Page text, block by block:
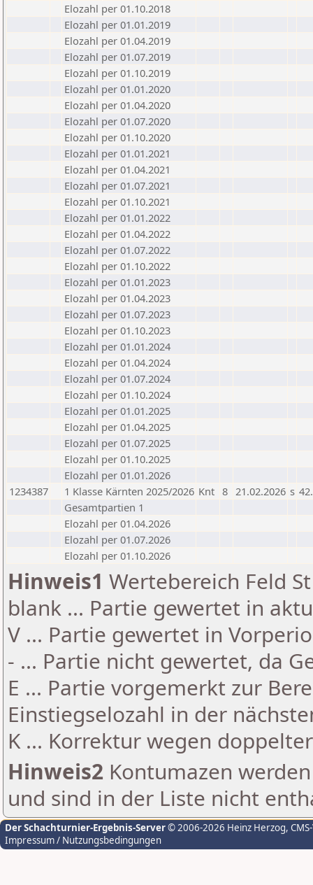
Elozahl per 01.10.2018
Elozahl per 01.01.2019
Elozahl per 01.04.2019
Elozahl per 01.07.2019
Elozahl per 01.10.2019
Elozahl per 01.01.2020
Elozahl per 01.04.2020
Elozahl per 01.07.2020
Elozahl per 01.10.2020
Elozahl per 01.01.2021
Elozahl per 01.04.2021
Elozahl per 01.07.2021
Elozahl per 01.10.2021
Elozahl per 01.01.2022
Elozahl per 01.04.2022
Elozahl per 01.07.2022
Elozahl per 01.10.2022
Elozahl per 01.01.2023
Elozahl per 01.04.2023
Elozahl per 01.07.2023
Elozahl per 01.10.2023
Elozahl per 01.01.2024
Elozahl per 01.04.2024
Elozahl per 01.07.2024
Elozahl per 01.10.2024
Elozahl per 01.01.2025
Elozahl per 01.04.2025
Elozahl per 01.07.2025
Elozahl per 01.10.2025
Elozahl per 01.01.2026
1234387
1 Klasse Kärnten 2025/2026 Knt 8 21.02.2026 s
Gesamtpartien 1
Elozahl per 01.04.2026
Elozahl per 01.07.2026
Elozahl per 01.10.2026
Hinweis1 Wertebereich Feld
blank ... Partie gewertet in
V ... Partie gewertet in
- ... Partie nicht gewertet, da
E ... Partie vorgemerkt zur
Einstiegselozahl in der
K ... Korrektur wegen
Hinweis2 Kontumazen
und sind in der Liste nicht
Der Schachturnier-Ergebnis-Server© 2006-2026 Heinz Herzog,
Impressum / Nutzungsbedingungen